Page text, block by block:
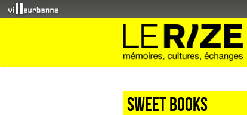
Sweet Books